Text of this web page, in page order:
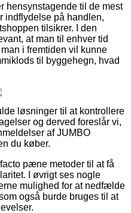
hensynstagende til de mest
indflydelse på handlen,
tilsikrer. I den
at man til enhver tid
i fremtiden vil kunne
til byggehegn, hvad
løsninger til at kontrollere
og derved foreslår vi,
af JUMBO
du køber.
pæne metoder til at få
I øvrigt ses nogle
mulighed for at nedfælde
også burde bruges til at